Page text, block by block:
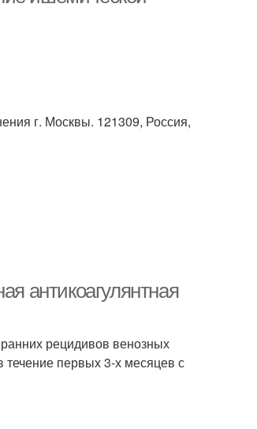
г. Москвы. 121309, Россия,
антикоагулянтная
рецидивов венозных
течение первых 3-х месяцев с